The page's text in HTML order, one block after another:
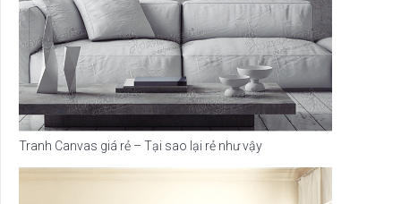
Tranh Canvas giá rẻ – Tại sao lại rẻ như vậy